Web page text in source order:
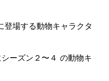
登場する動物キャラクタ
シーズン２〜４ の動物キ